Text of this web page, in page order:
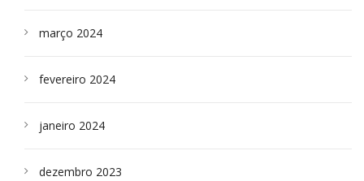
março 2024
fevereiro 2024
janeiro 2024
dezembro 2023